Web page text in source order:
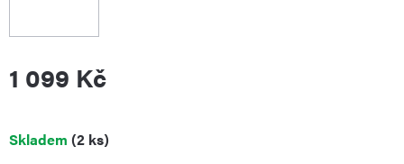
1 099 Kč
Měrná
Skladem (2 ks)